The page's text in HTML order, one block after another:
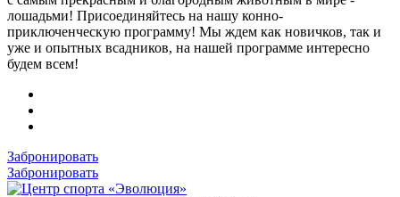
лошадьми! Присоединяйтесь на нашу конно-
приключенческую программу! Мы ждем как новичков, так и
уже и опытных всадников, на нашей программе интересно
будем всем!
Забронировать
Забронировать